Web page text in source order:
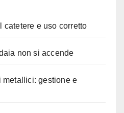
catetere e uso corretto
non si accende
metallici: gestione e